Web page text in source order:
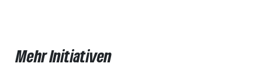
Mehr Initiativen